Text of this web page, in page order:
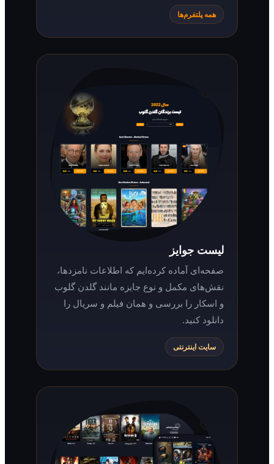
همه پلتفرم‌ها
لیست جوایز
صفحه‌ای آماده کرده‌ایم که اطلاعات نامزدها،
نقش‌های مکمل و نوع جایزه مانند گلدن گلوب
و اسکار را بررسی و همان فیلم و سریال را
سایت اینترنتی